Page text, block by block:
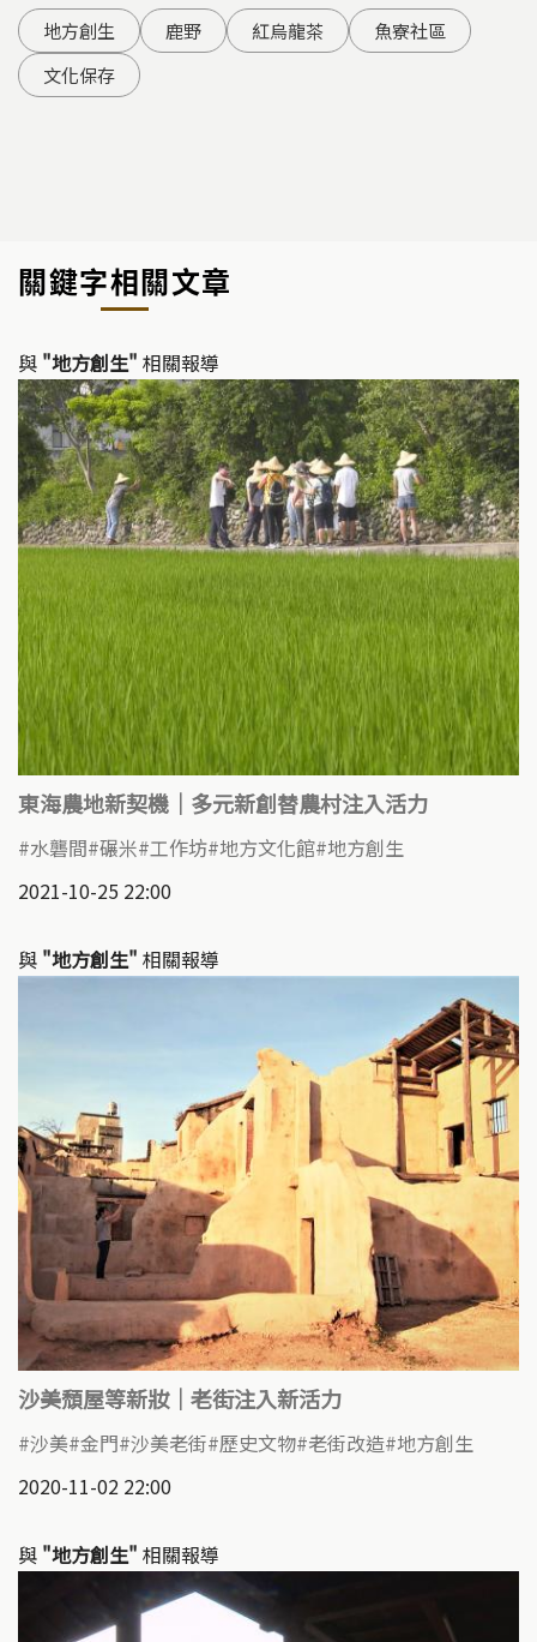
地方創生 鹿野 紅烏龍茶
魚寮社區
文化保存
關鍵字相關文章
與 "地方創生" 相關報導
東海農地新契機｜多元新創替農村注入活力
水礱間 碾米 工作坊 地方文化館 地方創生
2021-10-25 22:00
與 "地方創生" 相關報導
沙美頹屋等新妝｜老街注入新活力
沙美 金門 沙美老街 歷史文物 老街改造 地方創生
2020-11-02 22:00
與 "地方創生" 相關報導